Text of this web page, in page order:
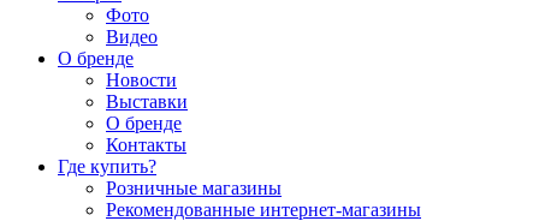
Фото
Видео
О бренде
Новости
Выставки
О бренде
Контакты
Где купить?
Розничные магазины
Рекомендованные интернет-магазины